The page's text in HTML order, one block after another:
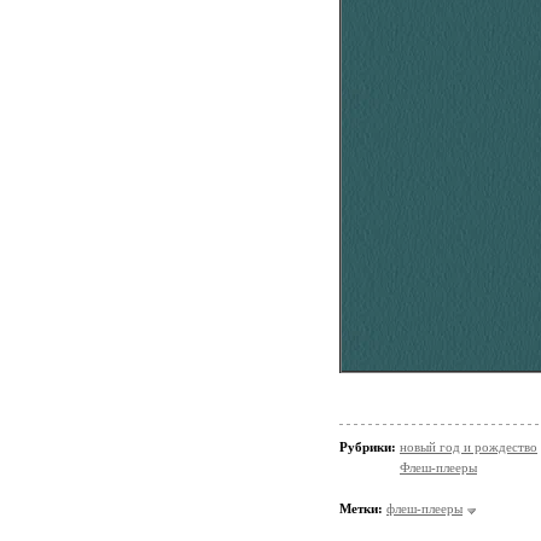
Рубрики: новый год и рождество
Флеш-плееры
Метки: флеш-плееры